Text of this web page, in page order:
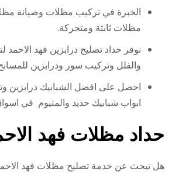
الخبرة في تركيب مظلات وصيانة
مظلات ثابتة ومتحركة.
نوفر حداد تصليح درابزين فهد
والفلل وتركيب سور ودرابزين
احصل على افضل الشبابيك درابزين
ابواب شبابيك حديد والمنيوم في
حداد مظلات فهد
هل تبحث عن خدمة تصليح مظلات فهد